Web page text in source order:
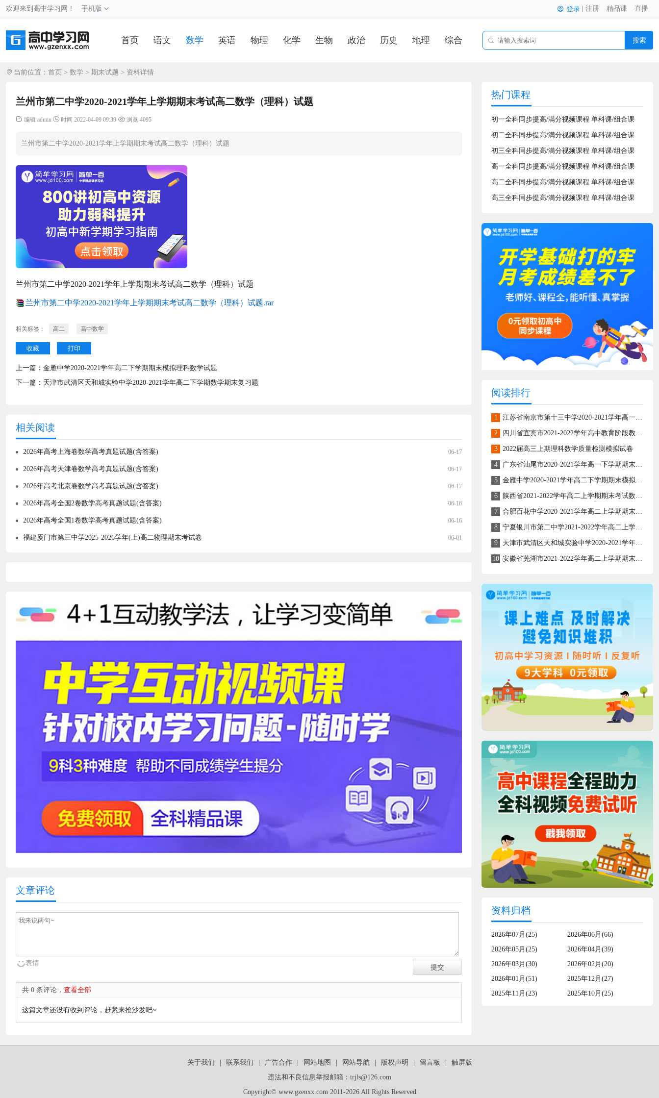
欢迎来到高中学习网！ 手机版 登录 注册 精品课 直播
首页 语文 数学 英语 物理 化学 生物 政治 历史 地理 综合 搜索
当前位置： 首页 > 数学 > 期末试题 > 资料详情
兰州市第二中学2020-2021学年上学期期末考试高二数学（理科）试题
编辑 admin 时间 2022-04-09 09:39 浏览 4095
兰州市第二中学2020-2021学年上学期期末考试高二数学（理科）试题
兰州市第二中学2020-2021学年上学期期末考试高二数学（理科）试题
兰州市第二中学2020-2021学年上学期期末考试高二数学（理科）试题.rar
相关标签： 高二 高中数学
收藏 打印
上一篇： 金雁中学2020-2021学年高二下学期期末模拟理科数学试题
下一篇： 天津市武清区天和城实验中学2020-2021学年高二下学期数学期末复习题
相关阅读
06-17
2026年高考上海卷数学高考真题试题(含答案)
06-17
2026年高考天津卷数学高考真题试题(含答案)
06-17
2026年高考北京卷数学高考真题试题(含答案)
06-16
2026年高考全国2卷数学高考真题试题(含答案)
06-16
2026年高考全国1卷数学高考真题试题(含答案)
06-01
福建厦门市第三中学2025-2026学年(上)高二物理期末考试卷
文章评论
表情
共 0 条评论， 查看全部
这篇文章还没有收到评论，赶紧来抢沙发吧~
热门课程
初一全科同步提高/满分视频课程 单科课/组合课
初二全科同步提高/满分视频课程 单科课/组合课
初三全科同步提高/满分视频课程 单科课/组合课
高一全科同步提高/满分视频课程 单科课/组合课
高二全科同步提高/满分视频课程 单科课/组合课
高三全科同步提高/满分视频课程 单科课/组合课
阅读排行
1 江苏省南京市第十三中学2020-2021学年高一上学期期末模拟检测数学试题
2 四川省宜宾市2021-2022学年高中教育阶段教学质量监测高一上学期数学试题
3 2022届高三上期理科数学质量检测模拟试卷
4 广东省汕尾市2020-2021学年高一下学期期末考试数学试题
5 金雁中学2020-2021学年高二下学期期末模拟理科数学试题
6 陕西省2021-2022学年高二上学期期末考试数学（文）试题
7 合肥百花中学2020-2021学年高二上学期期末考试文科数学试题
8 宁夏银川市第二中学2021-2022学年高二上学期期末考试数学（理）试题
9 天津市武清区天和城实验中学2020-2021学年高二下学期数学期末复习题
10 安徽省芜湖市2021-2022学年高二上学期期末考试数学试卷
资料归档
2026年07月(25)
2026年06月(66)
2026年05月(25)
2026年04月(39)
2026年03月(30)
2026年02月(20)
2026年01月(51)
2025年12月(27)
2025年11月(23)
2025年10月(25)
关于我们 联系我们 广告合作 网站地图 网站导航 版权声明 留言板
触屏版
违法和不良信息举报邮箱：trjls@126.com
Copyright© www.gzenxx.com 2011-2026 All Rights Reserved